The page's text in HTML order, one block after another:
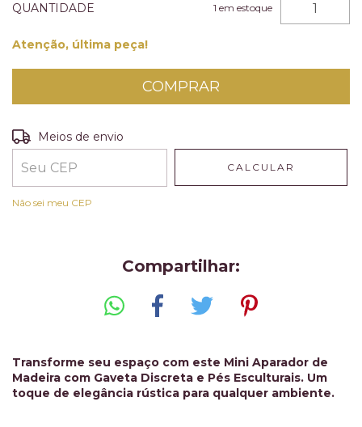
QUANTIDADE 1 em estoque
Atenção, última peça!
Entregas para o CEP:
Meios de envio
CALCULAR
Não sei meu CEP
Compartilhar:
Transforme seu espaço com este Mini Aparador de
Madeira com Gaveta Discreta e Pés Esculturais. Um
toque de elegância rústica para qualquer ambiente.